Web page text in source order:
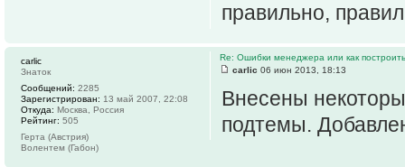
правильно,
Re: Ошибки менеджера или как построить
carlic 06 июн 2013, 18:13
Внесены
подтемы.
carlic
Знаток
Сообщений: 2285
Зарегистрирован: 13 май 2007, 22:08
Откуда: Москва, Россия
Рейтинг: 505
Герта (Австрия)
Волентем (Габон)